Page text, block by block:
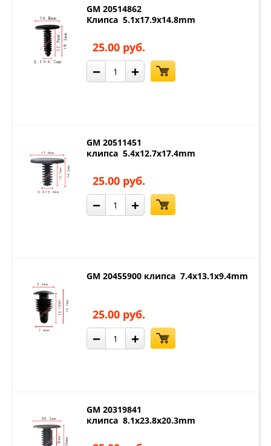
GM 20514862
Клипса 5.1x17.9x14.8mm
25.00 руб.
− +
GM 20511451
клипса 5.4x12.7x17.4mm
25.00 руб.
− +
GM 20455900 клипса 7.4x13.1x9.4mm
25.00 руб.
− +
GM 20319841
клипса 8.1x23.8x20.3mm